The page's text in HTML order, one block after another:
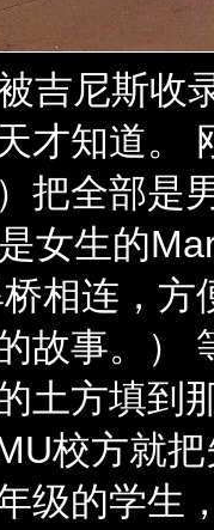
吉尼斯收
才知道。
把全部是
女生的
相连，
故事。）
土方填到
校方就
级的学生